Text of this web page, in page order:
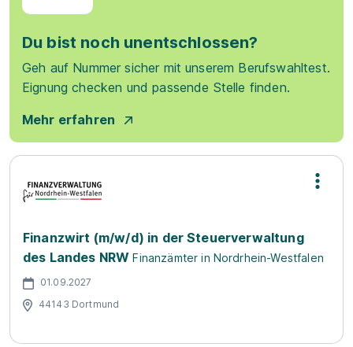
Du bist noch unentschlossen?
Geh auf Nummer sicher mit unserem Berufswahltest.
Eignung checken und passende Stelle finden.
Mehr erfahren
Finanzwirt (m/w/d) in der Steuerverwaltung
des Landes NRW Finanzämter in Nordrhein-Westfalen
01.09.2027
44143 Dortmund